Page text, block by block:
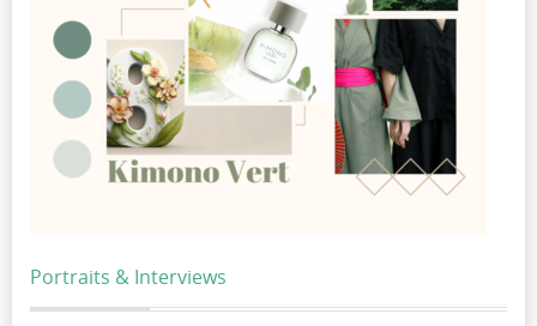
Portraits & Interviews